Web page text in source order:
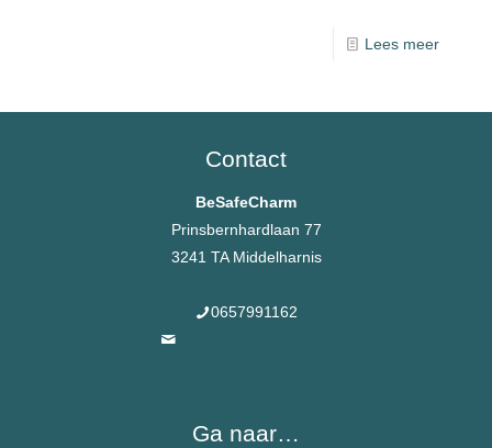
Lees meer
Contact
BeSafeCharm
Prinsbernhardlaan 77
3241 TA Middelharnis
0657991162
Ga naar…